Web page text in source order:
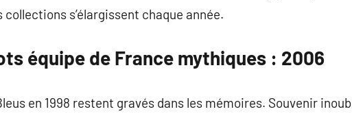
s’élargissent chaque année.
équipe de France mythiques : 2006
en 1998 restent gravés dans les mémoires. Souvenir